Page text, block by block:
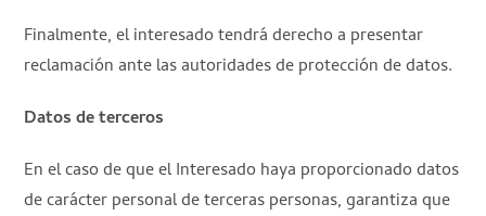
Finalmente, el interesado tendrá derecho a presentar
reclamación ante las autoridades de protección de datos.
Datos de terceros
En el caso de que el Interesado haya proporcionado datos
de carácter personal de terceras personas, garantiza que